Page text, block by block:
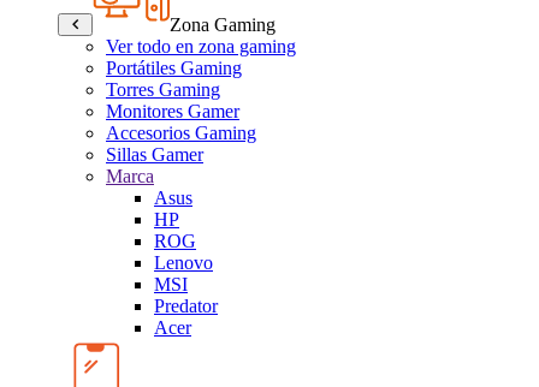
Zona Gaming
Ver todo en zona gaming
Portátiles Gaming
Torres Gaming
Monitores Gamer
Accesorios Gaming
Sillas Gamer
Marca
Asus
HP
ROG
Lenovo
MSI
Predator
Acer